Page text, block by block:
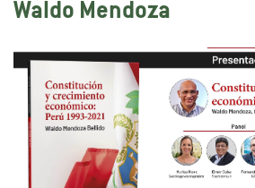
Waldo Mendoza